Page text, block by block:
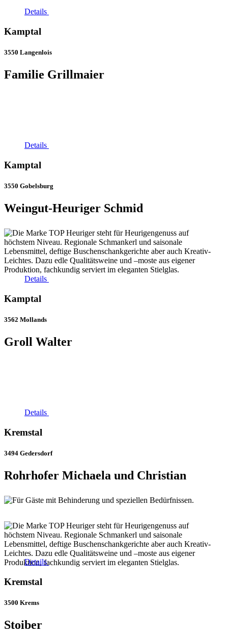
Details
Kamptal
3550 Langenlois
Familie Grillmaier
Details
Kamptal
3550 Gobelsburg
Weingut-Heuriger Schmid
Details
Kamptal
3562 Mollands
Groll Walter
Details
Kremstal
3494 Gedersdorf
Rohrhofer Michaela und Christian
Details
Kremstal
3500 Krems
Stoiber